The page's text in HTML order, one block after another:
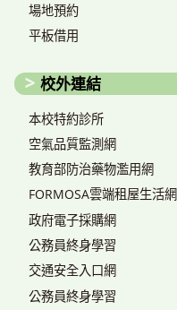
場地預約
平板借用
校外連結
本校特約診所
空氣品質監測網
教育部防治藥物濫用網
FORMOSA雲端租屋生活網
政府電子採購網
公務員終身學習
交通安全入口網
公務員終身學習